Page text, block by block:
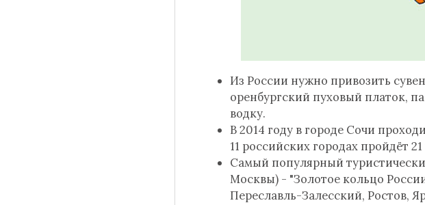
Из России нужно привозить
оренбургский пуховый платок,
водку.
В 2014 году в городе Сочи
11 российских городах пройдёт
Самый популярный
Москвы) - "Золотое кольцо
Переславль-Залесский, Ростов,